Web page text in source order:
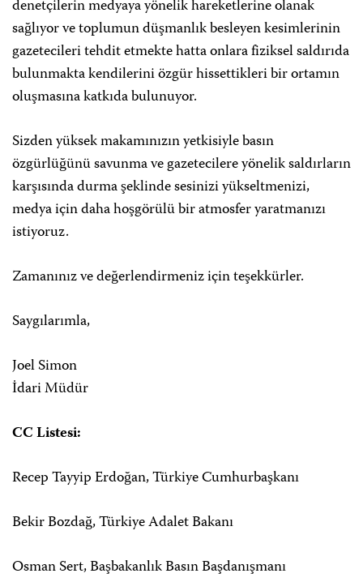
denetçilerin medyaya yönelik hareketlerine olanak
sağlıyor ve toplumun düşmanlık besleyen kesimlerinin
gazetecileri tehdit etmekte hatta onlara fiziksel saldırıda
bulunmakta kendilerini özgür hissettikleri bir ortamın
oluşmasına katkıda bulunuyor.
Sizden yüksek makamınızın yetkisiyle basın
özgürlüğünü savunma ve gazetecilere yönelik saldırların
karşısında durma şeklinde sesinizi yükseltmenizi,
medya için daha hoşgörülü bir atmosfer yaratmanızı
istiyoruz.
Zamanınız ve değerlendirmeniz için teşekkürler.
Saygılarımla,
Joel Simon
İdari Müdür
CC Listesi:
Recep Tayyip Erdoğan, Türkiye Cumhurbaşkanı
Bekir Bozdağ, Türkiye Adalet Bakanı
Osman Sert, Başbakanlık Basın Başdanışmanı